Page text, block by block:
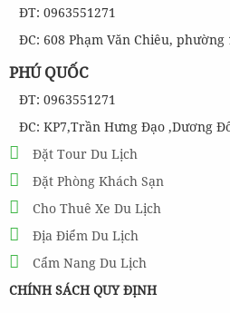
ĐT: 0963551271
ĐC: 608 Phạm Văn Chiêu, phường
PHÚ QUỐC
ĐT: 0963551271
ĐC: KP7,Trần Hưng Đạo ,Dương
Đặt Tour Du Lịch
Đặt Phòng Khách Sạn
Cho Thuê Xe Du Lịch
Địa Điểm Du Lịch
Cẩm Nang Du Lịch
CHÍNH SÁCH QUY ĐỊNH